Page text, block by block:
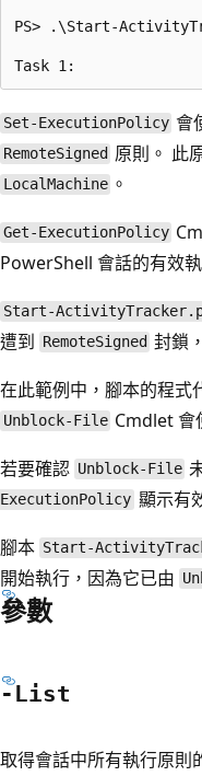
PS> .\Start-
Set-ExecutionPolicy 會
RemoteSigned 原則。 此
LocalMachine 。
Get-ExecutionPolicy
PowerShell 會話的有效
Start-
遭到 RemoteSigned 封鎖
在此範例中，腳本的程式
Unblock-File Cmdlet 會
若要確認 Unblock-File
ExecutionPolicy 顯示有
腳本 Start-
開始執行，因為它已由
參數
-List
取得會話中所有執行原則